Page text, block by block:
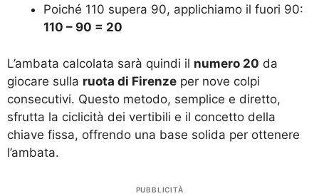
Poiché 110 supera 90, applichiamo il fuori 90:
110 – 90 = 20
L’ambata calcolata sarà quindi il numero 20 da
giocare sulla ruota di Firenze per nove colpi
consecutivi. Questo metodo, semplice e diretto,
sfrutta la ciclicità dei vertibili e il concetto della
chiave fissa, offrendo una base solida per ottenere
l’ambata.
PUBBLICITÀ